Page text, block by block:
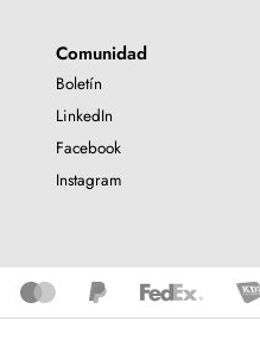
Comunidad
Boletín
LinkedIn
Facebook
Instagram